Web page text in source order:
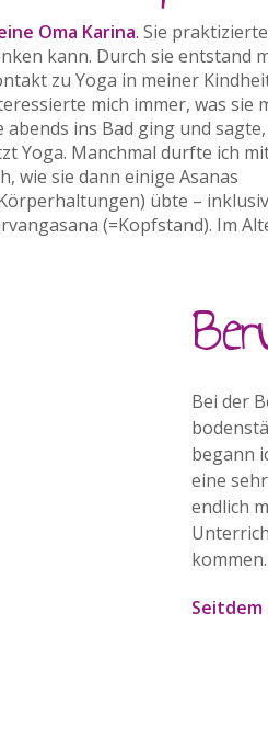
Oma Karina. Sie
kann. Durch sie entstand
zu Yoga in meiner
mich immer, was sie
abends ins Bad ging und
Yoga. Manchmal durfte ich
wie sie dann einige Asanas
übte –
(=Kopfstand). Im
Jahren fing ich an,
Bei der
begann
eine
endlich
Seitdem